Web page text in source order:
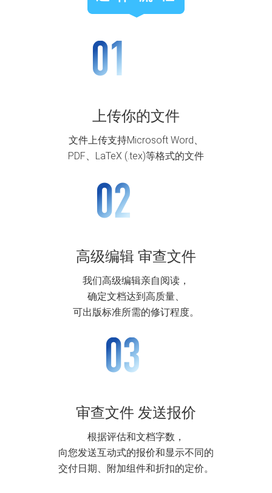
上传你的文件
文件上传支持Microsoft Word、
PDF、LaTeX (.tex)等格式的文件
高级编辑 审查文件
我们高级编辑亲自阅读，
确定文档达到高质量、
可出版标准所需的修订程度。
审查文件 发送报价
根据评估和文档字数，
向您发送互动式的报价和显示不同的
交付日期、附加组件和折扣的定价。